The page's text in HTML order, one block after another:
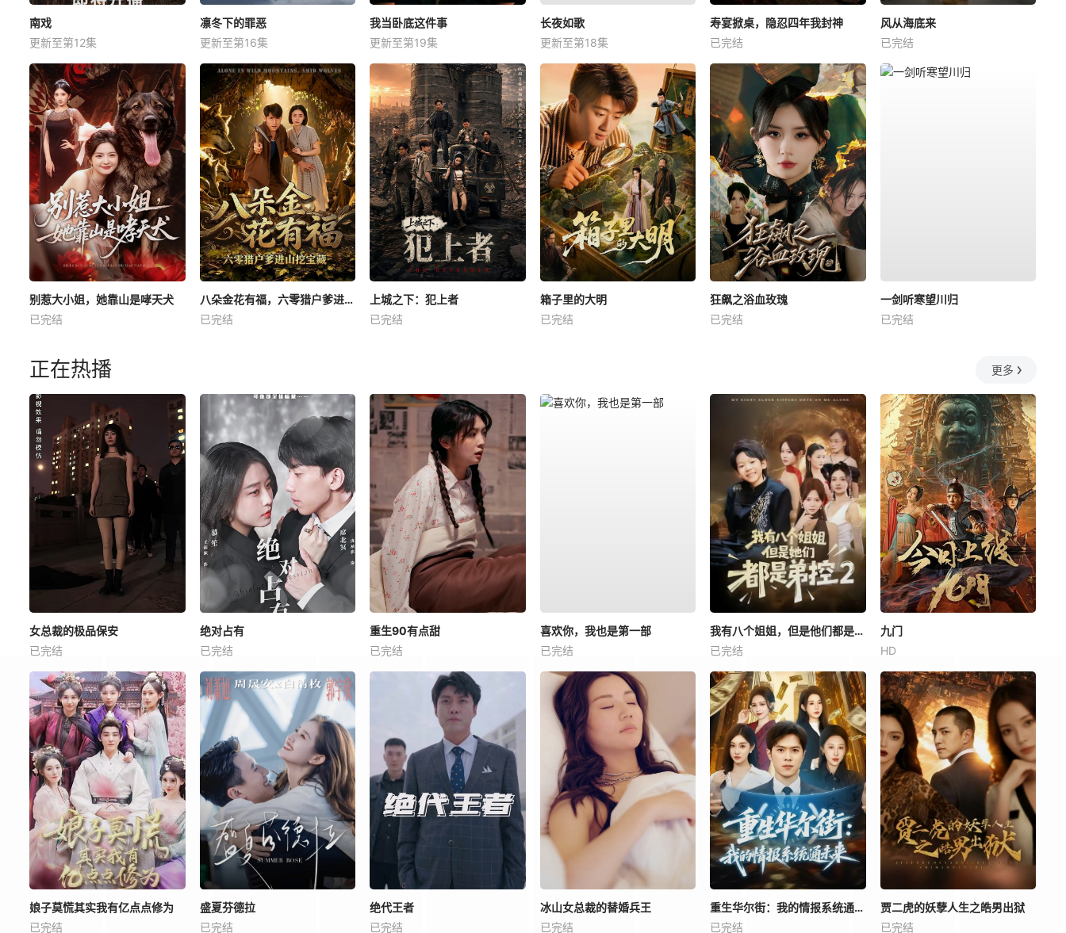
南戏
更新至第12集
凛冬下的罪恶
更新至第16集
我当卧底这件事
更新至第19集
长夜如歌
更新至第18集
寿宴掀桌，隐忍四年我封神
已完结
风从海底来
已完结
别惹大小姐，她靠山是哮天犬
已完结
八朵金花有福，六零猎户爹进山挖宝藏
已完结
上城之下：犯上者
已完结
箱子里的大明
已完结
狂飙之浴血玫瑰
已完结
一剑听寒望川归
已完结
正在热播 更多
女总裁的极品保安
已完结
绝对占有
已完结
重生90有点甜
已完结
喜欢你，我也是第一部
已完结
我有八个姐姐，但是他们都是弟控2
已完结
九门
HD
娘子莫慌其实我有亿点点修为
已完结
盛夏芬德拉
已完结
绝代王者
已完结
冰山女总裁的替婚兵王
已完结
重生华尔街：我的情报系统通未来
已完结
贾二虎的妖孽人生之皓男出狱
已完结